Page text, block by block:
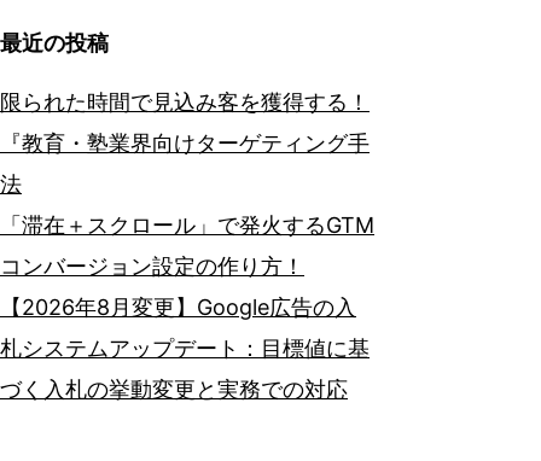
最近の投稿
限られた時間で見込み客を獲得する！
『教育・塾業界向けターゲティング手
法
「滞在＋スクロール」で発火するGTM
コンバージョン設定の作り方！
【2026年8月変更】Google広告の入
札システムアップデート：目標値に基
づく入札の挙動変更と実務での対応